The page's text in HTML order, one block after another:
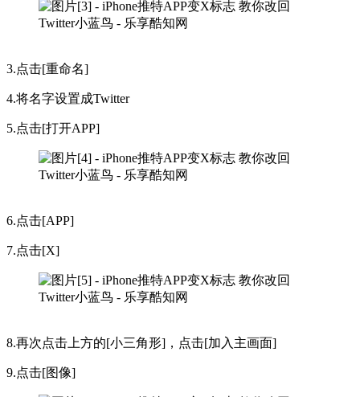
3.点击[重命名]
4.将名字设置成Twitter
5.点击[打开APP]
6.点击[APP]
7.点击[X]
8.再次点击上方的[小三角形]，点击[加入主画面]
9.点击[图像]